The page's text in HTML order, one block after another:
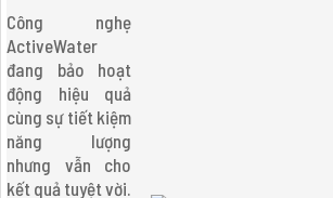
Công nghẹ
ActiveWater
đang bảo hoạt
động hiệu quả
cùng sự tiết kiệm
năng lượng
nhưng vẫn cho
kết quả tuyệt vời.